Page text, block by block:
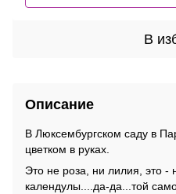
В
Описание
В Люксембургском саду в
цветком в руках.
Это не роза, ни лилия, это -
календулы....да-да...той